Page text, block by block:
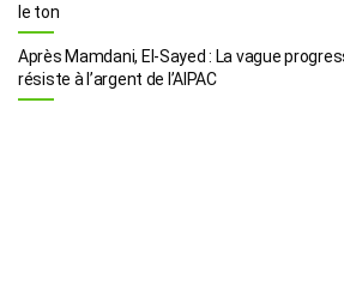
le ton
Après Mamdani, El-Sayed : La vague
résiste à l’argent de l’AIPAC